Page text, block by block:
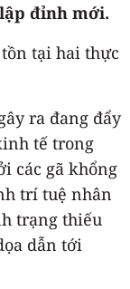
đỉnh mới.
tại hai thực
ra đang đẩy
tế trong
các gã khổng
trí tuệ nhân
trạng thiếu
dẫn tới